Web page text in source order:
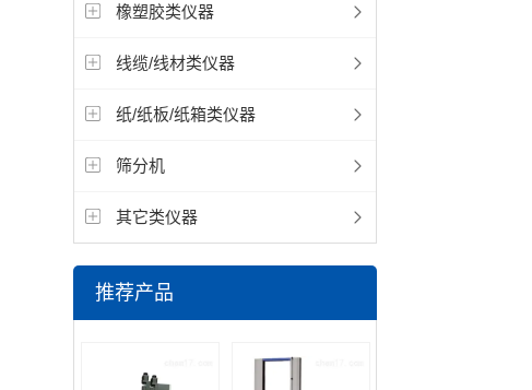
橡塑胶类仪器
线缆/线材类仪器
纸/纸板/纸箱类仪器
筛分机
其它类仪器
推荐产品